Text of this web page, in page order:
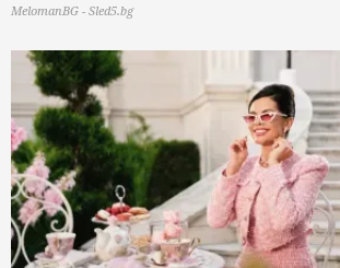
MelomanBG - Sled5.bg